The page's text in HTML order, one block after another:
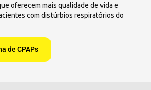
oferecem mais qualidade de vida e
com distúrbios respiratórios do
de CPAPs